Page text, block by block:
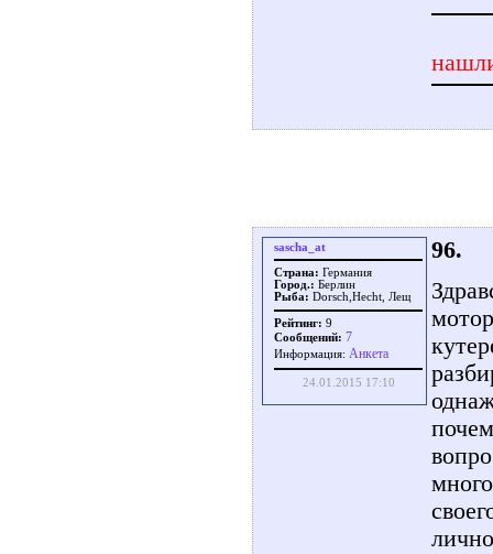
sascha_at
Страна: Германия
Город.: Берлин
Рыба: Dorsch,Hecht, Лещ
Рейтинг: 9
Сообщений: 7
Информация: Aнкета
24.01.2015 17:10
96.